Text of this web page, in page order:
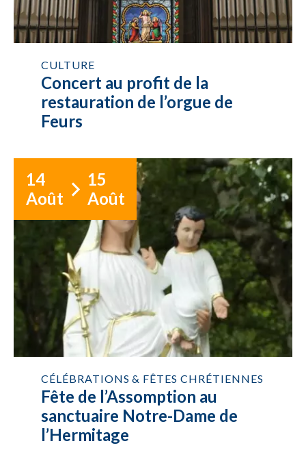
CULTURE
Concert au profit de la
restauration de l’orgue de
Feurs
14
Août
15
Août
CÉLÉBRATIONS & FÊTES CHRÉTIENNES
Fête de l’Assomption au
sanctuaire Notre-Dame de
l’Hermitage